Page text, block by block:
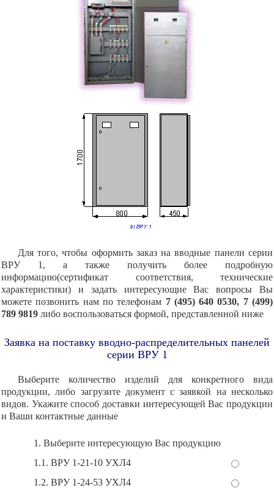
Для того, чтобы оформить заказ на вводные панели серии
ВРУ 1, а также получить более подробную
информацию(сертификат соответствия, технические
характеристики) и задать интересующие Вас вопросы Вы
можете позвонить нам по телефонам 7 (495) 640 0530, 7 (499)
789 9819 либо воспользоваться формой, представленной ниже
Заявка на поставку вводно-распределительных панелей
серии ВРУ 1
Выберите количество изделий для конкретного вида
продукции, либо загрузите документ с заявкой на несколько
видов. Укажите способ доставки интересующей Вас продукции
и Ваши контактные данные
1. Выберите интересующую Вас продукцию
1.1. ВРУ 1-21-10 УХЛ4
1.2. ВРУ 1-24-53 УХЛ4